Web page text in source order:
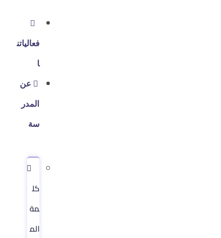
فعالياتن
ا
عن
المدر
سة
كل
مة
الم